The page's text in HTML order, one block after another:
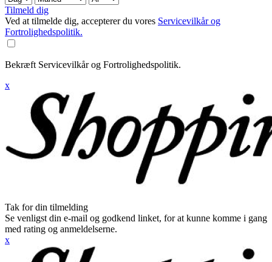
Tilmeld dig
Ved at tilmelde dig, accepterer du vores Servicevilkår og
Fortrolighedspolitik.
Bekræft Servicevilkår og Fortrolighedspolitik.
x
Tak for din tilmelding
Se venligst din e-mail og godkend linket, for at kunne komme i gang
med rating og anmeldelserne.
x